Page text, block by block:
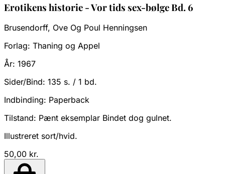
Erotikens historie - Vor tids sex-bølge Bd. 6
Brusendorff, Ove Og Poul Henningsen
Forlag: Thaning og Appel
År: 1967
Sider/Bind: 135 s. / 1 bd.
Indbinding: Paperback
Tilstand: Pænt eksemplar Bindet dog gulnet.
Illustreret sort/hvid.
50,00 kr.